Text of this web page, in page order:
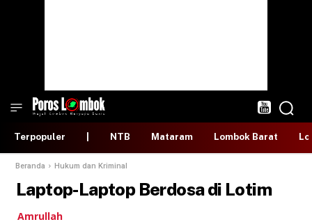
Terpopuler NTB Mataram Lombok Barat
Beranda Hukum dan Kriminal
Laptop-Laptop Berdosa di Lotim
Amrullah